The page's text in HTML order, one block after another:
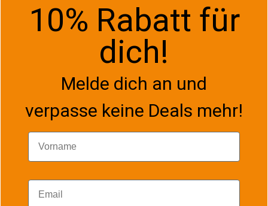
10% Rabatt für
dich!
Melde dich an und
verpasse keine Deals mehr!
Vorname
Email